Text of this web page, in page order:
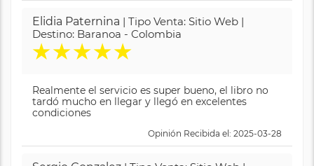
Elidia Paternina | Tipo Venta: Sitio Web |
Destino: Baranoa - Colombia
★★★★★
Realmente el servicio es super bueno, el libro no
tardó mucho en llegar y llegó en excelentes
condiciones
Opinión Recibida el: 2025-03-28